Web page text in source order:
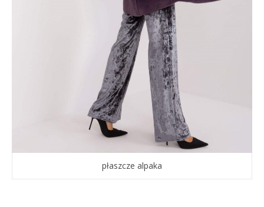
płaszcze alpaka